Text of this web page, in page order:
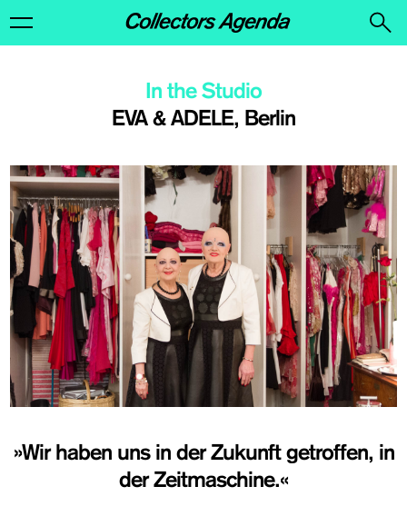
EVA & ADELE, Berlin
In the Studio
»Wir haben uns in der Zukunft getroffen, in
der Zeitmaschine.«